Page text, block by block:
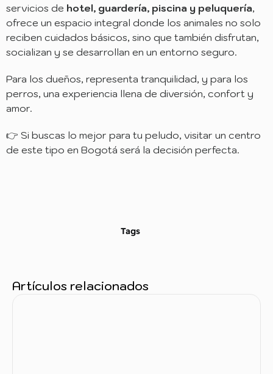
servicios de hotel, guardería, piscina y peluquería,
ofrece un espacio integral donde los animales no solo
reciben cuidados básicos, sino que también disfrutan,
socializan y se desarrollan en un entorno seguro.
Para los dueños, representa tranquilidad, y para los
perros, una experiencia llena de diversión, confort y
amor.
👉 Si buscas lo mejor para tu peludo, visitar un centro
de este tipo en Bogotá será la decisión perfecta.
Tags
Artículos relacionados